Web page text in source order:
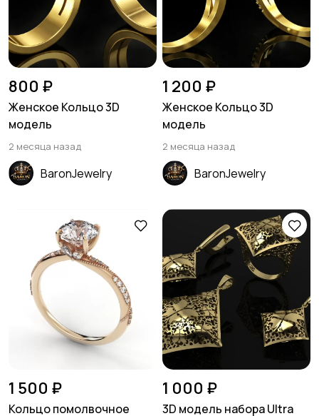
800 ₽
Женское Кольцо 3D
модель
2 месяца назад
BaronJewelry
1 200 ₽
Женское Кольцо 3D
модель
2 месяца назад
BaronJewelry
1 500 ₽
Кольцо помолвочное
1 000 ₽
3D модель набора Ultra